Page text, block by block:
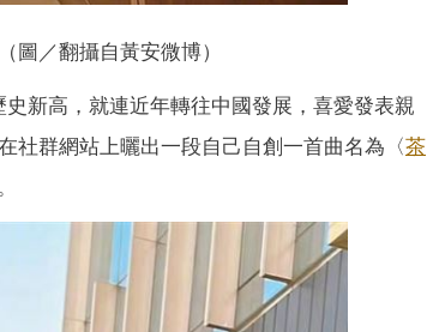
圖／翻攝自黃安微博）
新高，就連近年轉往中國發展，喜愛發表親
社群網站上曬出一段自己自創一首曲名為〈茶